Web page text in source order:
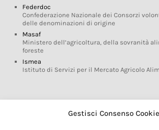
Gestisci Consenso Cookie
Federdoc
Confederazione Nazionale dei Consorzi
delle denominazioni di origine
Masaf
Ministero dell’agricoltura, della sovranità
foreste
Ismea
Istituto di Servizi per il Mercato Agricolo
Glossario DOP IGP